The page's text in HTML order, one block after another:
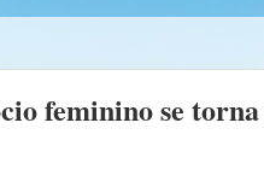
feminino se